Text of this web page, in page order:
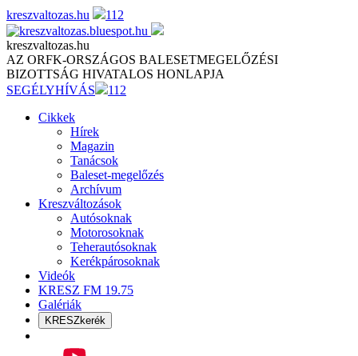
Skip
to
content
kreszvaltozas.hu 112
kreszvaltozas.hu
AZ ORFK-ORSZÁGOS BALESETMEGELŐZÉSI
BIZOTTSÁG HIVATALOS HONLAPJA
SEGÉLYHÍVÁS
112
Cikkek
Hírek
Magazin
Tanácsok
Baleset-megelőzés
Archívum
Kreszváltozások
Autósoknak
Motorosoknak
Teherautósoknak
Kerékpárosoknak
Videók
KRESZ FM 19.75
Galériák
KRESZkerék